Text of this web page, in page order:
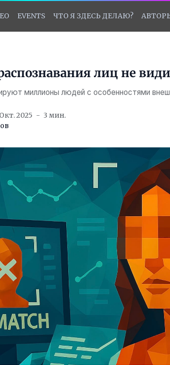
EVENTS ЧТО Я ЗДЕСЬ ДЕЛАЮ?
лиц не
миллионы людей с особенностями
2025
3 мин.